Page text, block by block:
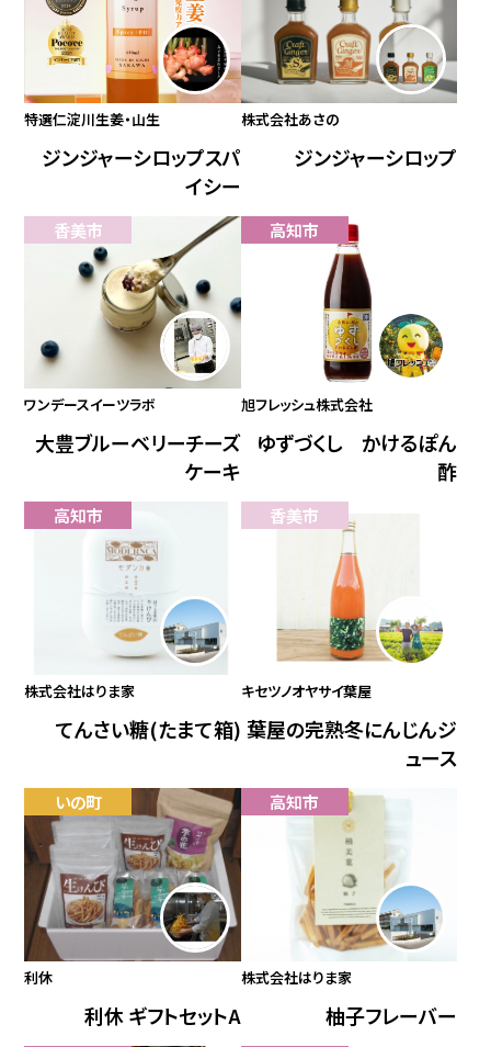
特選仁淀川生姜・山生
ジンジャーシロップスパ
イシー
株式会社あさの
ジンジャーシロップ
香美市
ワンデースイーツラボ
大豊ブルーベリーチーズ
ケーキ
高知市
旭フレッシュ株式会社
ゆずづくし かけるぽん
酢
高知市
株式会社はりま家
てんさい糖(たまて箱)
香美市
キセツノオヤサイ葉屋
葉屋の完熟冬にんじんジ
ュース
いの町
利休
利休 ギフトセットA
高知市
株式会社はりま家
柚子フレーバー